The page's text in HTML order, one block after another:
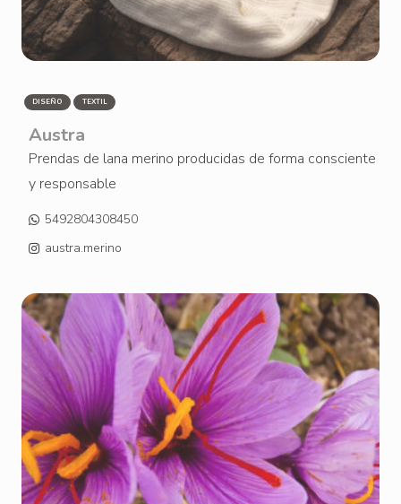
DISEÑO TEXTIL
Austra
Prendas de lana merino producidas de forma consciente
y responsable
5492804308450
austra.merino